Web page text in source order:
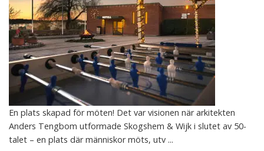
En plats skapad för möten! Det var visionen när arkitekten
Anders Tengbom utformade Skogshem & Wijk i slutet av 50-
talet – en plats där människor möts, utv ...